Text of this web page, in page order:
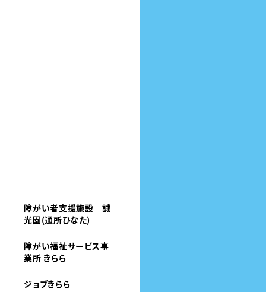
障がい者支援施設 誠
光園(通所ひなた)
障がい福祉サービス事
業所 きらら
ジョブきらら